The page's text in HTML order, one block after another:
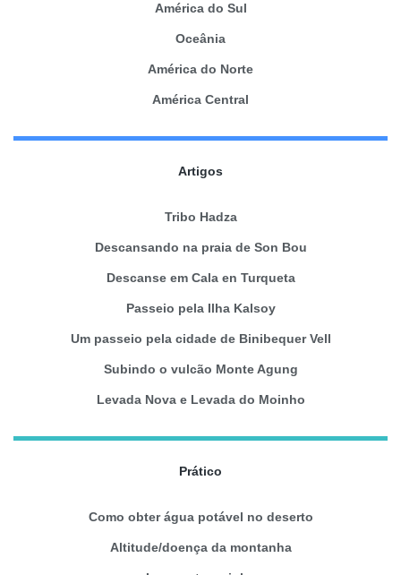
América do Sul
Oceânia
América do Norte
América Central
Artigos
Tribo Hadza
Descansando na praia de Son Bou
Descanse em Cala en Turqueta
Passeio pela Ilha Kalsoy
Um passeio pela cidade de Binibequer Vell
Subindo o vulcão Monte Agung
Levada Nova e Levada do Moinho
Prático
Como obter água potável no deserto
Altitude/doença da montanha